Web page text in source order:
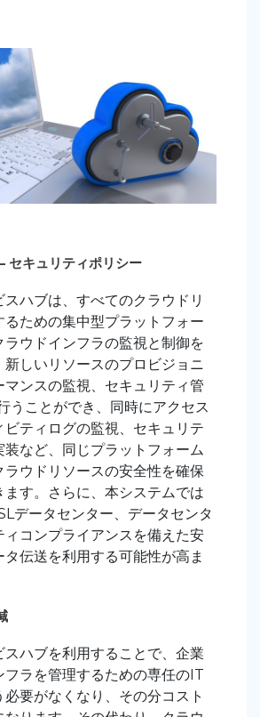
セキュリティポリシー
スハブは、すべてのクラウドリ
るための集中型プラットフォー
ラウドインフラの監視と制御を
新しいリソースのプロビジョニ
マンスの監視、セキュリティ管
うことができ、同時にアクセス
ビティログの監視、セキュリテ
装など、同じプラットフォーム
ラウドリソースの安全性を確保
ます。さらに、本システムでは
データセンター、データセンタ
ィコンプライアンスを備えた安
伝送を利用する可能性が高ま
スハブを利用することで、企業
フラを管理するための専任のIT
要がなくなり、その分コスト